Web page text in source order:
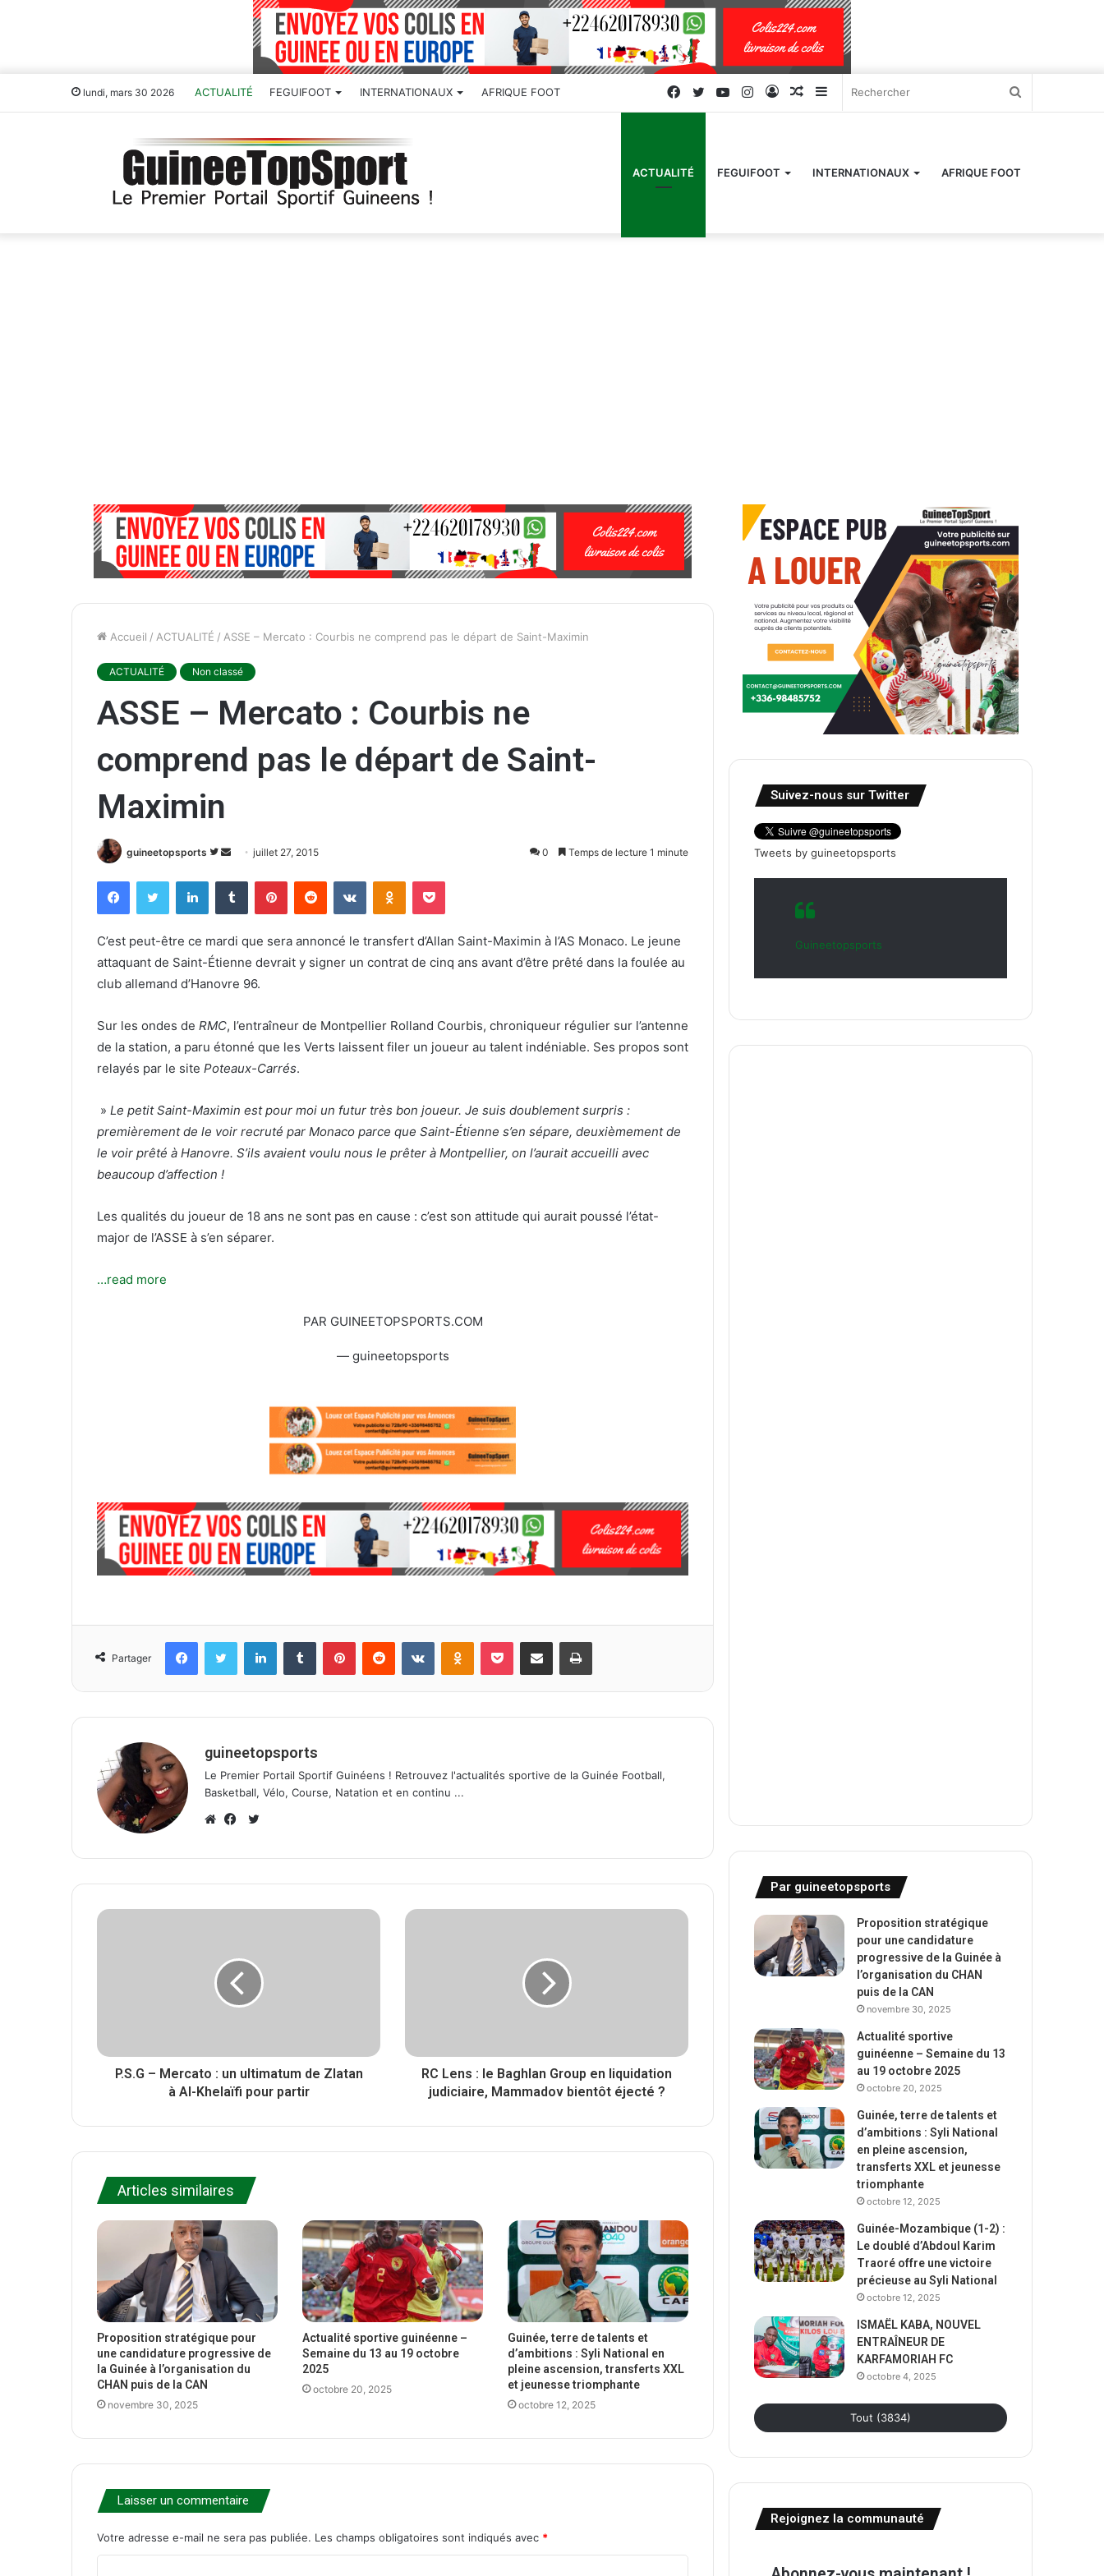
lundi, mars 30 2026 ACTUALITÉ FEGUIFOOT INTERNATIONAUX AFRIQUE FOOT Sidebar
latérale)
Article
Connexion
Instagram
YouTube
Twitter
Facebook
ACTUALITÉ FEGUIFOOT INTERNATIONAUX AFRIQUE FOOT
Accueil / ACTUALITÉ / ASSE – Mercato : Courbis ne comprend pas le départ de Saint-Maximin
ACTUALITÉ Non classé
ASSE – Mercato : Courbis ne
comprend pas le départ de Saint-
Maximin
guineetopsports
S
v
s
u
T
w
i
t
e
r
v
o
r
u
c
o
u
r
i
juillet 27, 2015 0 Temps de lecture 1 minute
C’est peut-être ce mardi que sera annoncé le transfert d’Allan Saint-Maximin à l’AS Monaco. Le jeune
attaquant de Saint-Étienne devrait y signer un contrat de cinq ans avant d’être prêté dans la foulée au
club allemand d’Hanovre 96.
Sur les ondes de RMC, l’entraîneur de Montpellier Rolland Courbis, chroniqueur régulier sur l’antenne
de la station, a paru étonné que les Verts laissent filer un joueur au talent indéniable. Ses propos sont
relayés par le site Poteaux-Carrés.
» Le petit Saint-Maximin est pour moi un futur très bon joueur. Je suis doublement surpris :
premièrement de le voir recruté par Monaco parce que Saint-Étienne s’en sépare, deuxièmement de
le voir prêté à Hanovre. S’ils avaient voulu nous le prêter à Montpellier, on l’aurait accueilli avec
beaucoup d’affection !
Les qualités du joueur de 18 ans ne sont pas en cause : c’est son attitude qui aurait poussé l’état-
major de l’ASSE à s’en séparer.
…read more
PAR GUINEETOPSPORTS.COM
— guineetopsports
Partager
guineetopsports
Le Premier Portail Sportif Guinéens ! Retrouvez l'actualités sportive de la Guinée Football,
Basketball, Vélo, Course, Natation et en continu ...
e
a
o
k
i
P.S.G – Mercato : un ultimatum de Zlatan
à Al-Khelaïfi pour partir
RC Lens : le Baghlan Group en liquidation
judiciaire, Mammadov bientôt éjecté ?
Articles similaires
Proposition stratégique pour
une candidature progressive de
la Guinée à l’organisation du
CHAN puis de la CAN
novembre 30, 2025
Actualité sportive guinéenne –
Semaine du 13 au 19 octobre
2025
octobre 20, 2025
Guinée, terre de talents et
d’ambitions : Syli National en
pleine ascension, transferts XXL
et jeunesse triomphante
octobre 12, 2025
Laisser un commentaire
Votre adresse e-mail ne sera pas publiée. Les champs obligatoires sont indiqués avec *
Suivez-nous sur Twitter
Tweets by guineetopsports
Guineetopsports
Par guineetopsports
Proposition stratégique
pour une candidature
progressive de la Guinée à
l’organisation du CHAN
puis de la CAN
novembre 30, 2025
Actualité sportive
guinéenne – Semaine du 13
au 19 octobre 2025
octobre 20, 2025
Guinée, terre de talents et
d’ambitions : Syli National
en pleine ascension,
transferts XXL et jeunesse
triomphante
octobre 12, 2025
Guinée-Mozambique (1-2) :
Le doublé d’Abdoul Karim
Traoré offre une victoire
précieuse au Syli National
octobre 12, 2025
ISMAËL KABA, NOUVEL
ENTRAÎNEUR DE
KARFAMORIAH FC
octobre 4, 2025
Tout (3834)
Rejoignez la communauté